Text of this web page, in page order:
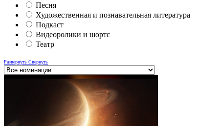
Песня
Художественная и познавательная литература
Подкаст
Видеоролики и шортс
Театр
Развернуть Свернуть